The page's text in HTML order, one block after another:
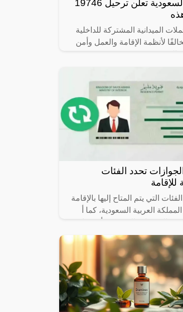
الداخلية السعودية تعلن ترحيل 19746
الميدانية المشتركة للداخلية
مخالفًا لأنظمة الإقامة والعمل وأمن
تحدد الفئات
التي يتم المتاح إليها بالإقامة
العربية السعودية، كما أ
لذا سوف